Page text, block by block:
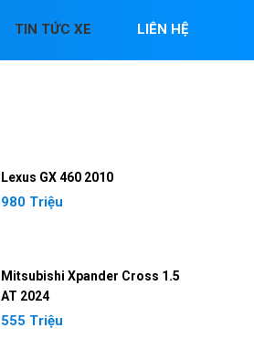
TIN TỨC XE LIÊN HỆ
Lexus GX 460 2010
980 Triệu
Mitsubishi Xpander Cross 1.5
AT 2024
555 Triệu